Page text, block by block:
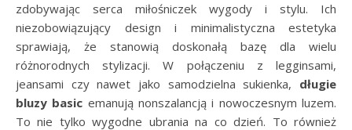
zdobywając serca miłośniczek wygody i stylu. Ich
niezobowiązujący design i minimalistyczna estetyka
sprawiają, że stanowią doskonałą bazę dla wielu
różnorodnych stylizacji. W połączeniu z legginsami,
jeansami czy nawet jako samodzielna sukienka, długie
bluzy basic emanują nonszalancją i nowoczesnym luzem.
To nie tylko wygodne ubrania na co dzień. To również